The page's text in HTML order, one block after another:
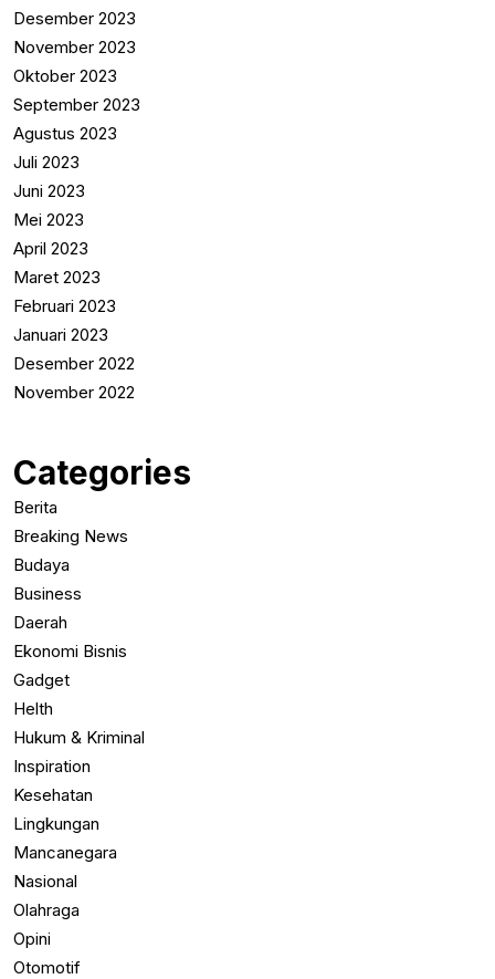
Desember 2023
November 2023
Oktober 2023
September 2023
Agustus 2023
Juli 2023
Juni 2023
Mei 2023
April 2023
Maret 2023
Februari 2023
Januari 2023
Desember 2022
November 2022
Categories
Berita
Breaking News
Budaya
Business
Daerah
Ekonomi Bisnis
Gadget
Helth
Hukum & Kriminal
Inspiration
Kesehatan
Lingkungan
Mancanegara
Nasional
Olahraga
Opini
Otomotif